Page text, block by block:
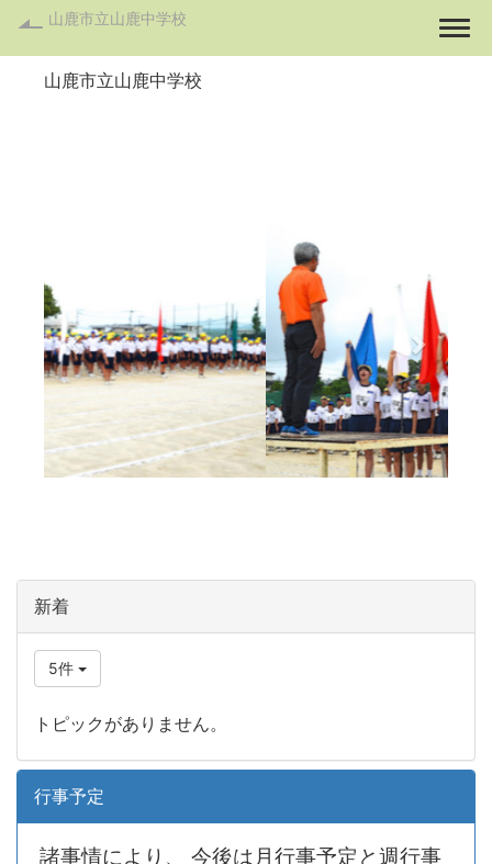
山鹿市立山鹿中学校
山鹿市立山鹿中学校
o
u
s
新着
5件
トピックがありません。
行事予定
諸事情により、
今後は月行事予定と週行事